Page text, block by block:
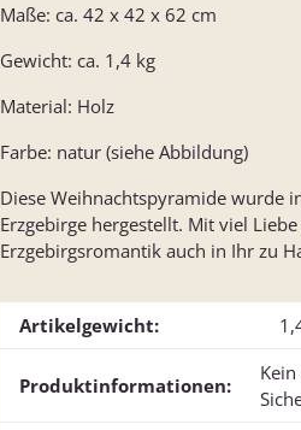
Maße: ca. 42 x 42 x 62 cm
Gewicht: ca. 1,4 kg
Material: Holz
Farbe: natur (siehe Abbildung)
Diese Weihnachtspyramide wurde
Erzgebirge hergestellt. Mit viel
Erzgebirgsromantik auch in Ihr zu
Artikelgewicht:
Produktinformationen: